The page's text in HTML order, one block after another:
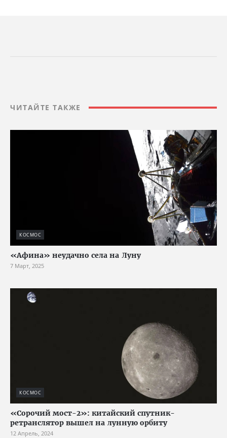
ЧИТАЙТЕ ТАКЖЕ
КОСМОС
«Афина» неудачно села на Луну
7 Март, 2025
КОСМОС
«Сорочий мост-2»: китайский спутник-
ретранслятор вышел на лунную орбиту
12 Апрель, 2024